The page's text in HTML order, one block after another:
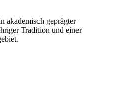
akademisch geprägter
Tradition und einer